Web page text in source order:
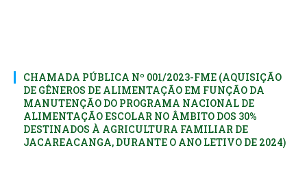
CHAMADA PÚBLICA Nº 001/2023-FME (AQUISIÇÃO
DE GÊNEROS DE ALIMENTAÇÃO EM FUNÇÃO DA
MANUTENÇÃO DO PROGRAMA NACIONAL DE
ALIMENTAÇÃO ESCOLAR NO ÂMBITO DOS 30%
DESTINADOS À AGRICULTURA FAMILIAR DE
JACAREACANGA, DURANTE O ANO LETIVO DE 2024)